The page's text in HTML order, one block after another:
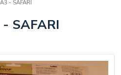
- SAFARI
SAFARI